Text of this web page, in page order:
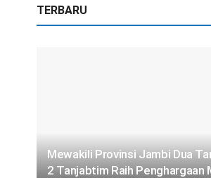
TERBARU
Mewakili Provinsi Jambi Dua
2 Tanjabtim Raih Penghargaan